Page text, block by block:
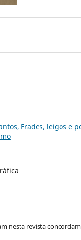
Frades, leigos e
nesta revista